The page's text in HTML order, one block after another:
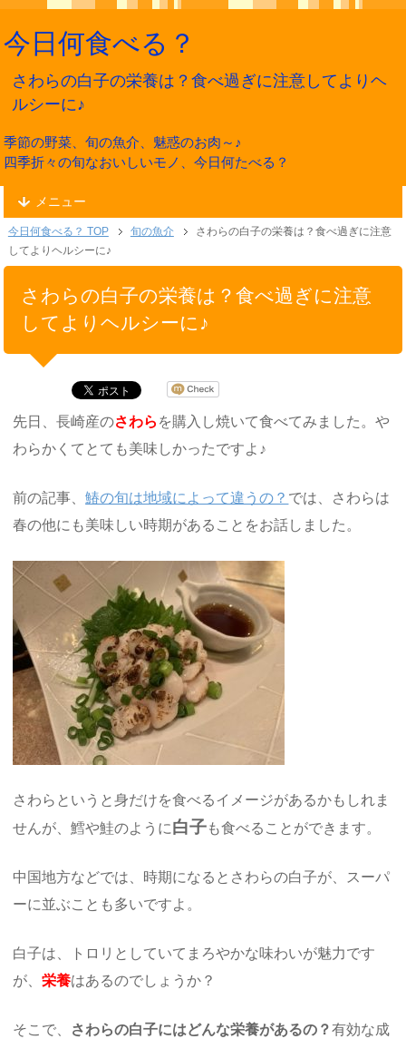
今日何食べる？
さわらの白子の栄養は？食べ過ぎに注意してよりヘ
ルシーに♪
季節の野菜、旬の魚介、魅惑のお肉～♪
四季折々の旬なおいしいモノ、今日何たべる？
メニュー
今日何食べる？ TOP 旬の魚介
さわらの白子の栄養は？食べ過ぎに注意
してよりヘルシーに♪
さわらの白子の栄養は？食べ過ぎに注意
してよりヘルシーに♪
先日、長崎産のさわら を購入し焼いて食べてみました。や
わらかくてとても美味しかったですよ♪
前の記事、鰆の旬は地域によって違うの？ では、さわらは
春の他にも美味しい時期があることをお話しました。
さわらというと身だけを食べるイメージがあるかもしれま
せんが、鱈や鮭のように白子も食べることができます。
中国地方などでは、時期になるとさわらの白子が、スーパ
ーに並ぶことも多いですよ。
白子は、トロリとしていてまろやかな味わいが魅力です
が、栄養はあるのでしょうか？
そこで、 さわらの白子にはどんな栄養があるの？有効な成